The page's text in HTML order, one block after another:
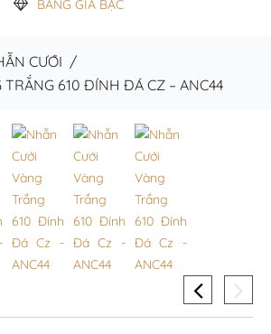
BẢNG GIÁ BẠC
CƯỚI /
TRẮNG 610 ĐÍNH ĐÁ CZ – ANC44